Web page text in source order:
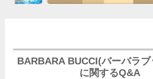
BARBARA BUCCI(バーバラブ
に関するQ&A